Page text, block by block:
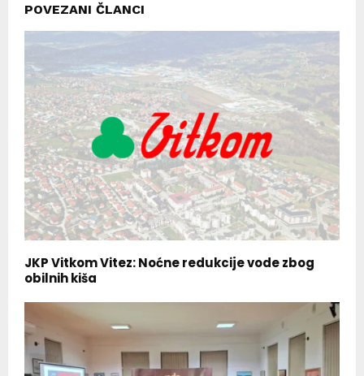
POVEZANI ČLANCI
JKP Vitkom Vitez: Noćne redukcije vode zbog
obilnih kiša